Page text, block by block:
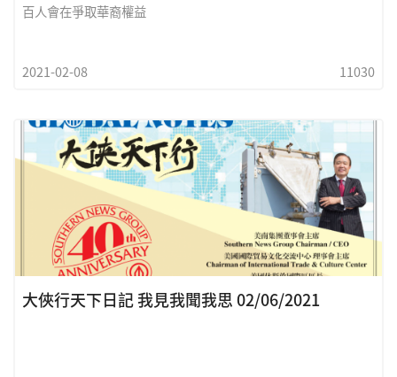
百人會在爭取華裔權益
2021-02-08 11030
大俠行天下日記 我見我聞我思 02/06/2021